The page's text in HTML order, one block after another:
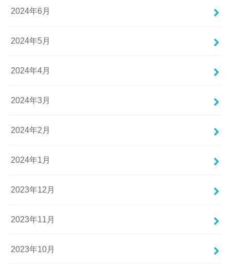
2024年6月
2024年5月
2024年4月
2024年3月
2024年2月
2024年1月
2023年12月
2023年11月
2023年10月